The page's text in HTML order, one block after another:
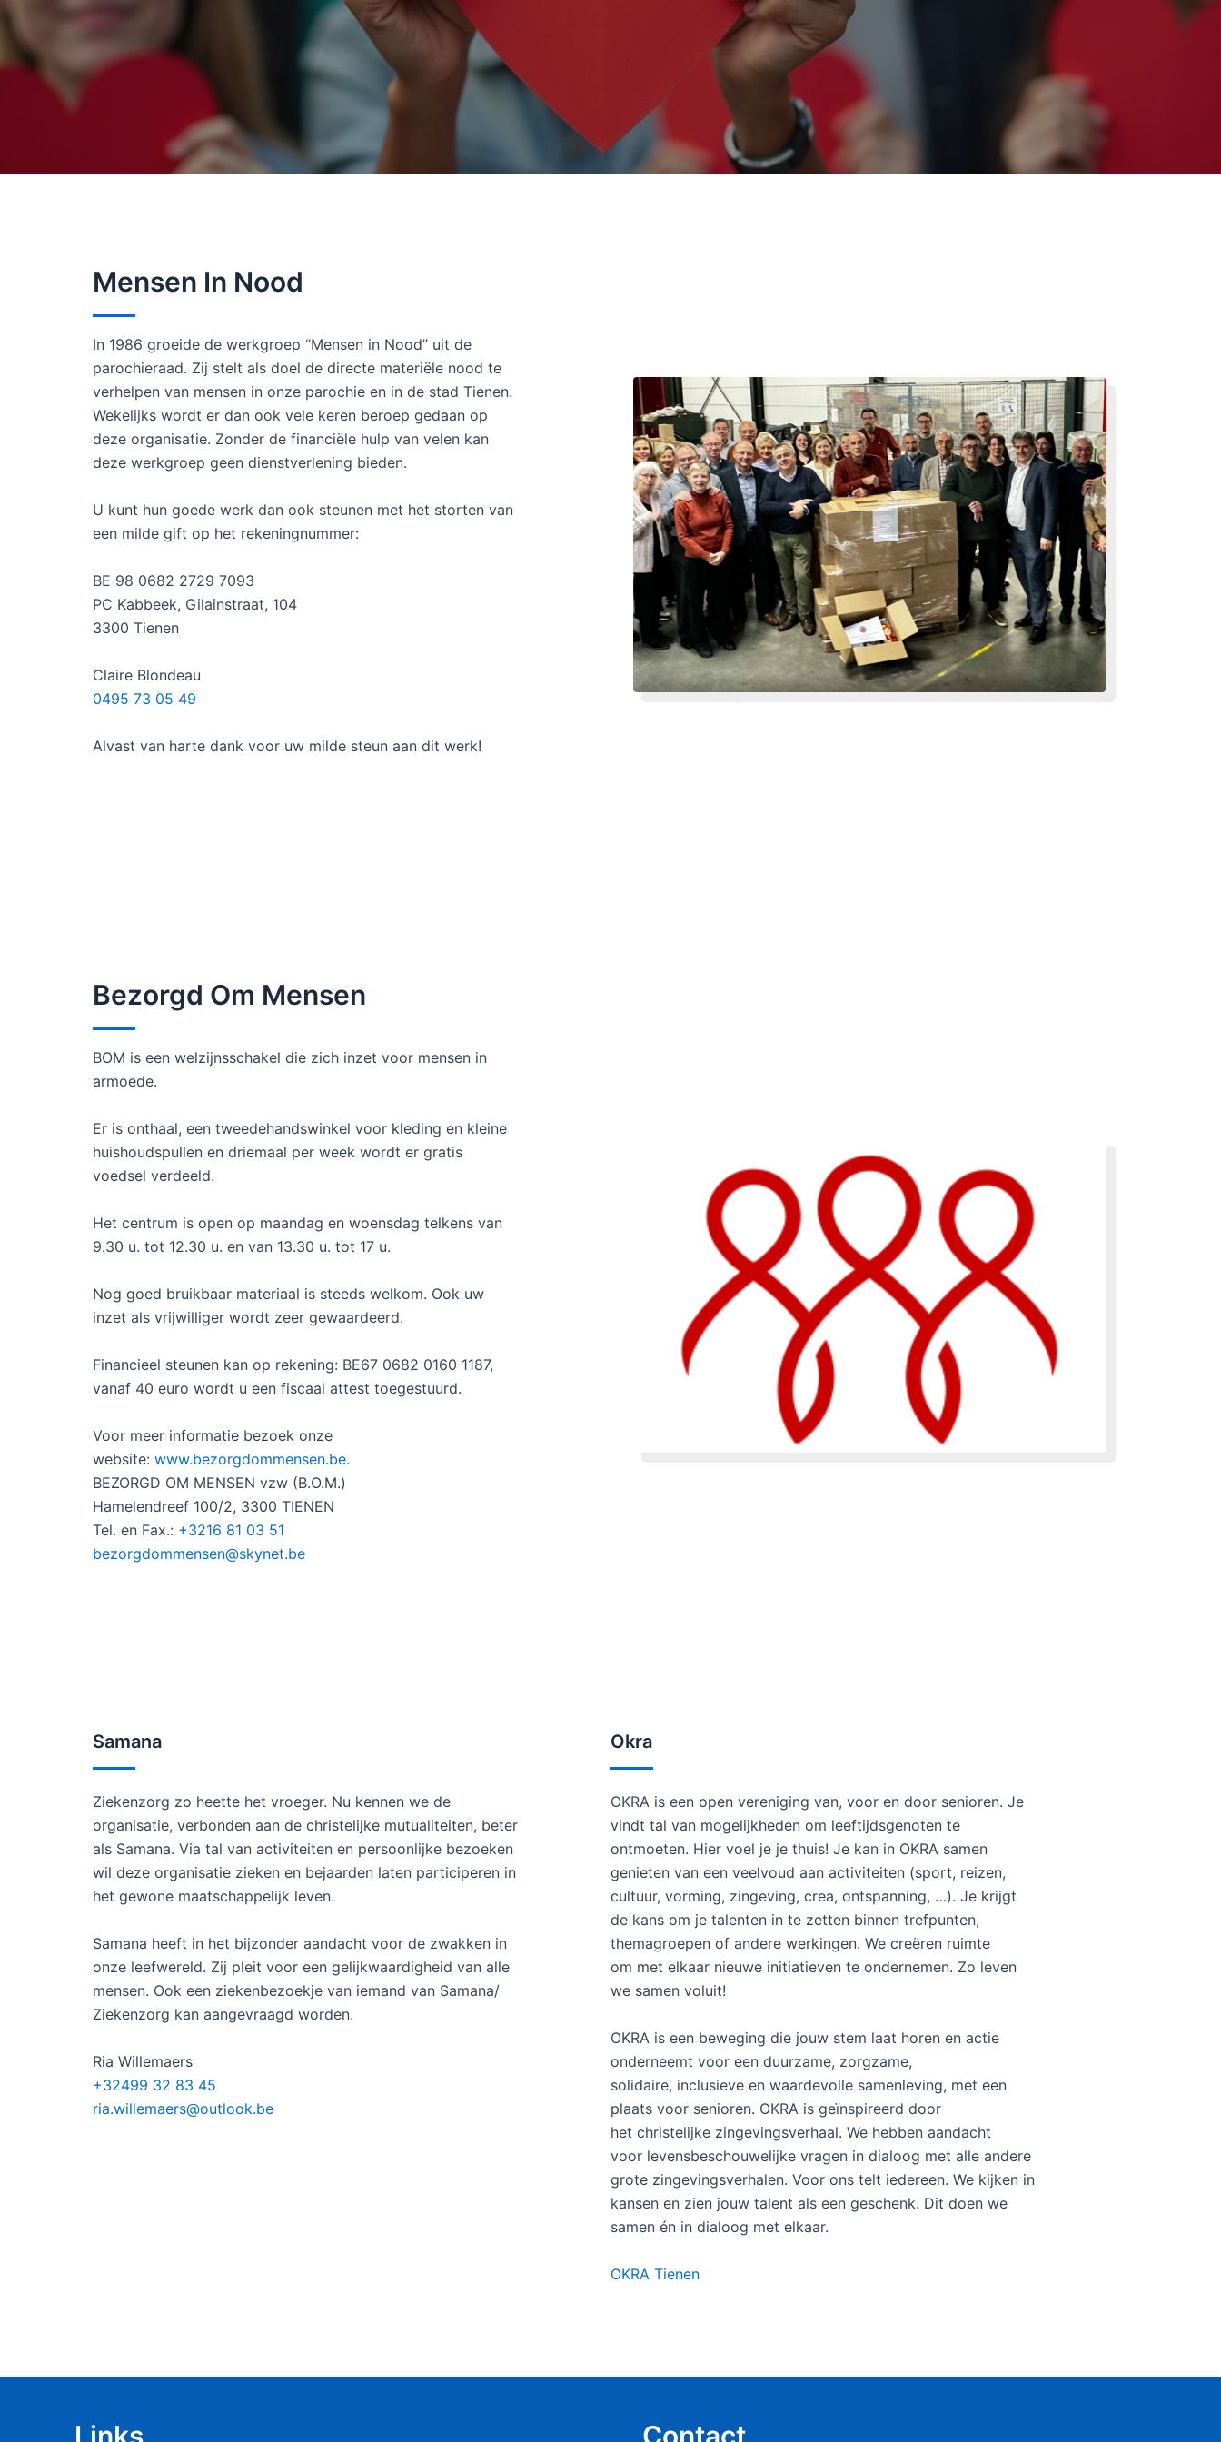
Mensen In Nood
In 1986 groeide de werkgroep “Mensen in Nood” uit de
parochieraad. Zij stelt als doel de directe materiële nood te
verhelpen van mensen in onze parochie en in de stad Tienen.
Wekelijks wordt er dan ook vele keren beroep gedaan op
deze organisatie. Zonder de financiële hulp van velen kan
deze werkgroep geen dienstverlening bieden.
U kunt hun goede werk dan ook steunen met het storten van
een milde gift op het rekeningnummer:
BE 98 0682 2729 7093
PC Kabbeek, Gilainstraat, 104
3300 Tienen
Claire Blondeau
0495 73 05 49
Alvast van harte dank voor uw milde steun aan dit werk!
Bezorgd Om Mensen
BOM is een welzijnsschakel die zich inzet voor mensen in
armoede.
Er is onthaal, een tweedehandswinkel voor kleding en kleine
huishoudspullen en driemaal per week wordt er gratis
voedsel verdeeld.
Het centrum is open op maandag en woensdag telkens van
9.30 u. tot 12.30 u. en van 13.30 u. tot 17 u.
Nog goed bruikbaar materiaal is steeds welkom. Ook uw
inzet als vrijwilliger wordt zeer gewaardeerd.
Financieel steunen kan op rekening: BE67 0682 0160 1187,
vanaf 40 euro wordt u een fiscaal attest toegestuurd.
Voor meer informatie bezoek onze
website: www.bezorgdommensen.be.
BEZORGD OM MENSEN vzw (B.O.M.)
Hamelendreef 100/2, 3300 TIENEN
Tel. en Fax.: +3216 81 03 51
bezorgdommensen@skynet.be
Samana
Ziekenzorg zo heette het vroeger. Nu kennen we de
organisatie, verbonden aan de christelijke mutualiteiten, beter
als Samana. Via tal van activiteiten en persoonlijke bezoeken
wil deze organisatie zieken en bejaarden laten participeren in
het gewone maatschappelijk leven.
Samana heeft in het bijzonder aandacht voor de zwakken in
onze leefwereld. Zij pleit voor een gelijkwaardigheid van alle
mensen. Ook een ziekenbezoekje van iemand van Samana/
Ziekenzorg kan aangevraagd worden.
Ria Willemaers
+32499 32 83 45
ria.willemaers@outlook.be
Okra
OKRA is een open vereniging van, voor en door senioren. Je
vindt tal van mogelijkheden om leeftijdsgenoten te
ontmoeten. Hier voel je je thuis! Je kan in OKRA samen
genieten van een veelvoud aan activiteiten (sport, reizen,
cultuur, vorming, zingeving, crea, ontspanning, …). Je krijgt
de kans om je talenten in te zetten binnen trefpunten,
themagroepen of andere werkingen. We creëren ruimte
om met elkaar nieuwe initiatieven te ondernemen. Zo leven
we samen voluit!
OKRA is een beweging die jouw stem laat horen en actie
onderneemt voor een duurzame, zorgzame,
solidaire, inclusieve en waardevolle samenleving, met een
plaats voor senioren. OKRA is geïnspireerd door
het christelijke zingevingsverhaal. We hebben aandacht
voor levensbeschouwelijke vragen in dialoog met alle andere
grote zingevingsverhalen. Voor ons telt iedereen. We kijken in
kansen en zien jouw talent als een geschenk. Dit doen we
samen én in dialoog met elkaar.
OKRA Tienen